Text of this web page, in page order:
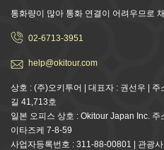
통화량이 많아 통화 연결이 어려우므로
02-6713-3951
help@okitour.com
상호 : (주)오키투어 | 대표자 : 권선우 |
길 41,713호
일본 오피스 상호 : Okitour Japan Inc.
이타즈케 7-8-59
사업자등록번호 : 311-88-00801 | 관광